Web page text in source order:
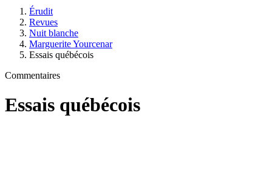
Érudit
Revues
Nuit blanche
Marguerite Yourcenar
Essais québécois
Commentaires
Essais québécois